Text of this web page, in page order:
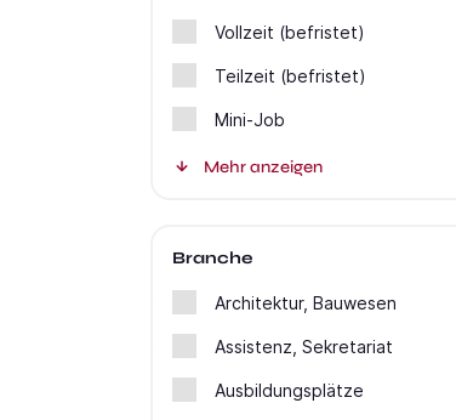
Vollzeit (befristet)
Teilzeit (befristet)
Mini-Job
Mehr anzeigen
Branche
Architektur, Bauwesen
Assistenz, Sekretariat
Ausbildungsplätze